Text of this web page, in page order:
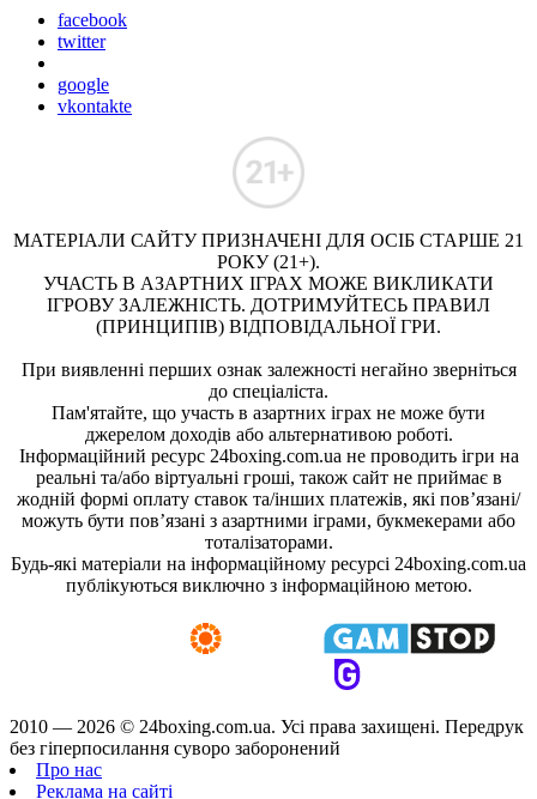
facebook
twitter
google
vkontakte
МАТЕРІАЛИ САЙТУ ПРИЗНАЧЕНІ ДЛЯ ОСІБ СТАРШЕ 21
РОКУ (21+).
УЧАСТЬ В АЗАРТНИХ ІГРАХ МОЖЕ ВИКЛИКАТИ
ІГРОВУ ЗАЛЕЖНІСТЬ. ДОТРИМУЙТЕСЬ ПРАВИЛ
(ПРИНЦИПІВ) ВІДПОВІДАЛЬНОЇ ГРИ.
При виявленні перших ознак залежності негайно зверніться
до спеціаліста.
Пам'ятайте, що участь в азартних іграх не може бути
джерелом доходів або альтернативою роботі.
Інформаційний ресурс 24boxing.com.ua не проводить ігри на
реальні та/або віртуальні гроші, також сайт не приймає в
жодній формі оплату ставок та/інших платежів, які пов’язані/
можуть бути пов’язані з азартними іграми, букмекерами або
тоталізаторами.
Будь-які матеріали на інформаційному ресурсі 24boxing.com.ua
публікуються виключно з інформаційною метою.
2010 — 2026 © 24boxing.com.ua. Усi права захищенi. Передрук
без гіперпосилання суворо заборонений
Про нас
Реклама на сайті